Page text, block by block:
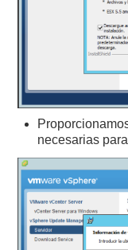
necesarias